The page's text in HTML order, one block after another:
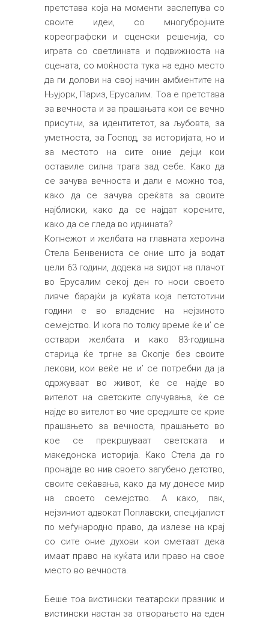
претстава која на моменти заслепува со
своите идеи, со многубројните
кореографски и сценски решенија, со
играта со светлината и подвижноста на
сцената, со моќноста тука на едно место
да ги долови на свој начин амбиентите на
Њујорк, Париз, Ерусалим. Тоа е претстава
за вечноста и за прашањата кои се вечно
присутни, за идентитетот, за љубовта, за
уметноста, за Господ, за историјата, но и
за местото на сите оние дејци кои
оставиле силна трага зад себе. Како да
се зачува вечноста и дали е можно тоа,
како да се зачува среќата за своите
најблиски, како да се најдат корените,
како да се гледа во иднината?
Копнежот и желбата на главната хероина
Стела Бенвениста се оние што ја водат
цели 63 години, додека на ѕидот на плачот
во Ерусалим секој ден го носи своето
ливче барајќи ја куќата која петстотини
години е во владение на нејзиното
семејство. И кога по толку време ќе и’ се
оствари желбата и како 83-годишна
старица ќе тргне за Скопје без своите
лекови, кои веќе не и’ се потребни да ја
одржуваат во живот, ќе се најде во
вителот на светските случувања, ќе се
најде во вителот во чие средиште се крие
прашањето за вечноста, прашањето во
кое се прекршуваат светската и
македонска историја. Како Стела да го
пронајде во нив своето загубено детство,
своите сеќавања, како да му донесе мир
на своето семејство. А како, пак,
нејзиниот адвокат Поплавски, специјалист
по меѓународно право, да излезе на крај
со сите оние духови кои сметаат дека
имаат право на куќата или право на свое
место во вечноста.
Беше тоа вистински театарски празник и
вистински настан за отворањето на еден